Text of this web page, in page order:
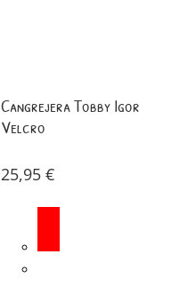
Cangrejera Tobby Igor
Velcro
25,95 €